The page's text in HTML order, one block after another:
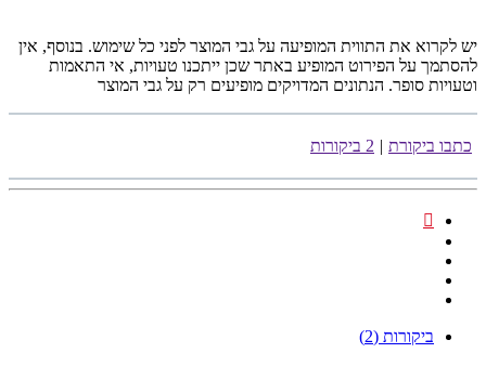
יש לקרוא את התווית המופיעה על גבי המוצר לפני כל שימוש. בנוסף, אין
להסתמך על הפירוט המופיע באתר שכן ייתכנו טעויות, אי התאמות
וטעויות סופר. הנתונים המדויקים מופיעים רק על גבי המוצר
כתבו ביקורת | 2 ביקורות
ביקורות (2)